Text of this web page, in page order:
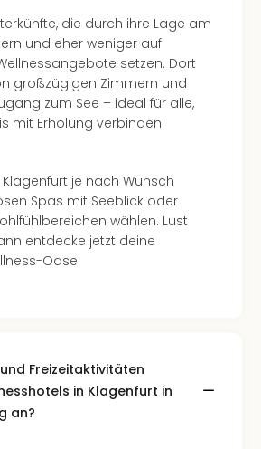
die durch ihre Lage am
und eher weniger auf
setzen. Dort
großzügigen Zimmern und
zum See – ideal für alle,
mit Erholung verbinden
je nach Wunsch
Spas mit Seeblick oder
wählen. Lust
entdecke jetzt deine
Oase!
Freizeitaktivitäten
in Klagenfurt in
an?